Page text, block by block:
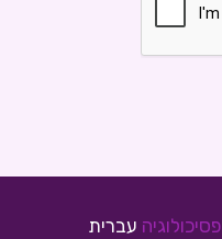
פסיכולוגיה עברית